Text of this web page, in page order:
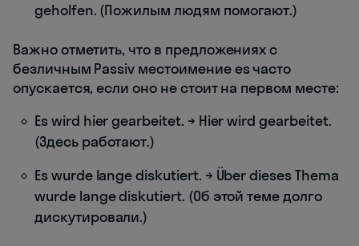
geholfen. (Пожилым людям помогают.)
Важно отметить, что в предложениях с
безличным Passiv местоимение es часто
опускается, если оно не стоит на первом месте:
Es wird hier gearbeitet. → Hier wird gearbeitet.
(Здесь работают.)
Es wurde lange diskutiert. → Über dieses Thema
wurde lange diskutiert. (Об этой теме долго
дискутировали.)